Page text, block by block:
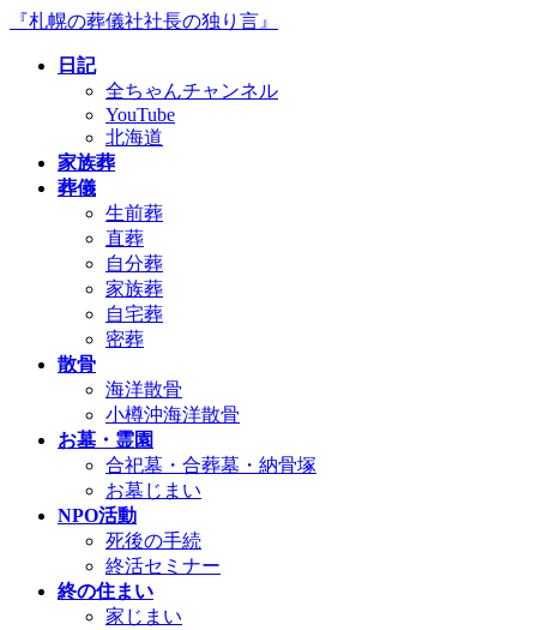
コ
ナ
『札幌の葬儀社社長の独り言』
日記
全ちゃんチャンネル
YouTube
北海道
家族葬
葬儀
生前葬
直葬
自分葬
家族葬
自宅葬
密葬
散骨
海洋散骨
小樽沖海洋散骨
お墓・霊園
合祀墓・合葬墓・納骨塚
お墓じまい
NPO活動
死後の手続
終活セミナー
終の住まい
家じまい